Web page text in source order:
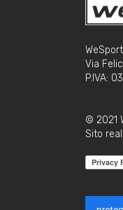
Via
P.IVA:
© 2021
Sito